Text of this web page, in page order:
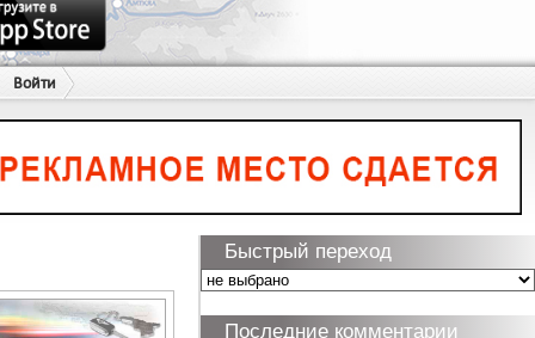
Войти
Быстрый переход
Последние комментарии